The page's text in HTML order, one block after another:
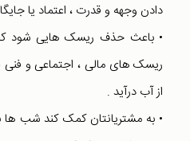
دادن وجهه و قدرت ، اعتماد یا
• باعث حذف ریسک هایی شود
ریسک های مالی ، اجتماعی و
از آب درآید .
• به مشتریانتان کمک کند شب ها